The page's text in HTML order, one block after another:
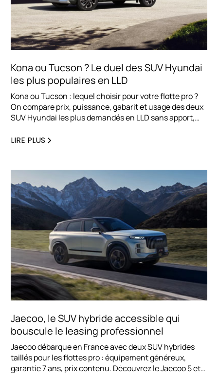
Kona ou Tucson ? Le duel des SUV Hyundai
les plus populaires en LLD
Kona ou Tucson : lequel choisir pour votre flotte pro ?
On compare prix, puissance, gabarit et usage des deux
SUV Hyundai les plus demandés en LLD sans apport,
LIRE PLUS
Jaecoo, le SUV hybride accessible qui
bouscule le leasing professionnel
Jaecoo débarque en France avec deux SUV hybrides
taillés pour les flottes pro : équipement généreux,
garantie 7 ans, prix contenu. Découvrez le Jaecoo 5 et